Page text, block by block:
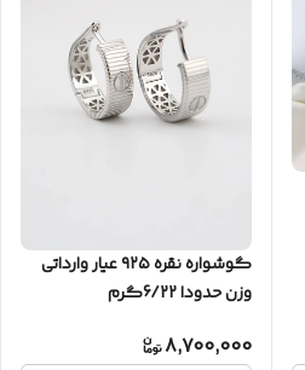
گوشواره نقره ۹۲۵ عیار وارداتی
وزن حدودا 6/22گرم
8,700,000